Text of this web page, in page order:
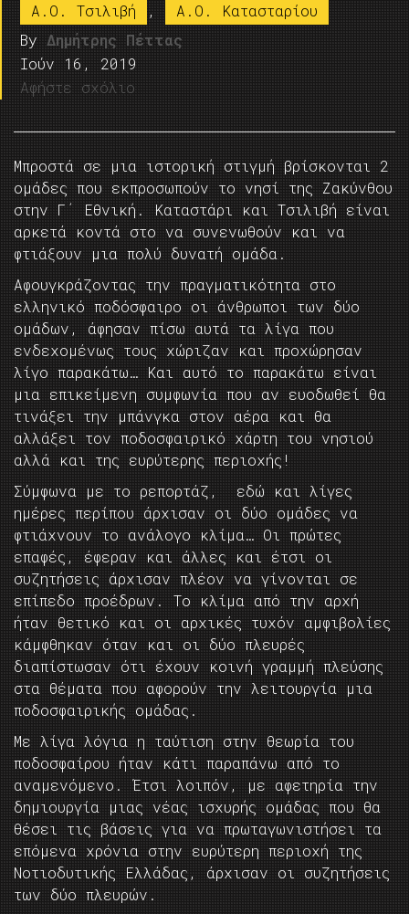
Α.Ο. Τσιλιβή ,
A.O. Kατασταρίου
By Δημήτρης Πέττας
Ιούν 16, 2019
Αφήστε σχόλιο
Μπροστά σε μια ιστορική στιγμή βρίσκονται 2
ομάδες που εκπροσωπούν το νησί της Ζακύνθου
στην Γ΄ Εθνική. Καταστάρι και Τσιλιβή είναι
αρκετά κοντά στο να συνενωθούν και να
φτιάξουν μια πολύ δυνατή ομάδα.
Αφουγκράζοντας την πραγματικότητα στο
ελληνικό ποδόσφαιρο οι άνθρωποι των δύο
ομάδων, άφησαν πίσω αυτά τα λίγα που
ενδεχομένως τους χώριζαν και προχώρησαν
λίγο παρακάτω… Και αυτό το παρακάτω είναι
μια επικείμενη συμφωνία που αν ευοδωθεί θα
τινάξει την μπάνγκα στον αέρα και θα
αλλάξει τον ποδοσφαιρικό χάρτη του νησιού
αλλά και της ευρύτερης περιοχής!
Σύμφωνα με το ρεπορτάζ, εδώ και λίγες
ημέρες περίπου άρχισαν οι δύο ομάδες να
φτιάχνουν το ανάλογο κλίμα… Οι πρώτες
επαφές, έφεραν και άλλες και έτσι οι
συζητήσεις άρχισαν πλέον να γίνονται σε
επίπεδο προέδρων. Το κλίμα από την αρχή
ήταν θετικό και οι αρχικές τυχόν αμφιβολίες
κάμφθηκαν όταν και οι δύο πλευρές
διαπίστωσαν ότι έχουν κοινή γραμμή πλεύσης
στα θέματα που αφορούν την λειτουργία μια
ποδοσφαιρικής ομάδας.
Με λίγα λόγια η ταύτιση στην θεωρία του
ποδοσφαίρου ήταν κάτι παραπάνω από το
αναμενόμενο. Έτσι λοιπόν, με αφετηρία την
δημιουργία μιας νέας ισχυρής ομάδας που θα
θέσει τις βάσεις για να πρωταγωνιστήσει τα
επόμενα χρόνια στην ευρύτερη περιοχή της
Νοτιοδυτικής Ελλάδας, άρχισαν οι συζητήσεις
των δύο πλευρών.